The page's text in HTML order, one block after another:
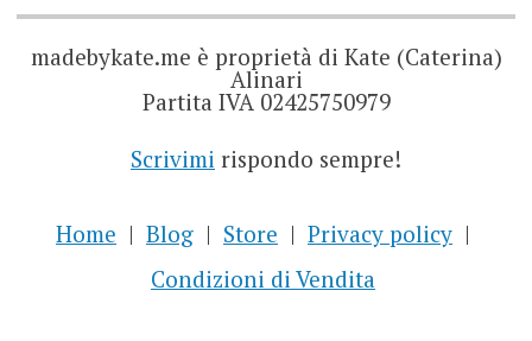
madebykate.me è proprietà di Kate (Caterina)
Alinari
Partita IVA 02425750979
Scrivimi rispondo sempre!
Home Blog Store
Privacy policy
Condizioni di Vendita